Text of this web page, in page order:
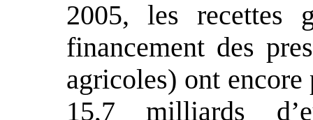
2005, les recettes
financement des
agricoles) ont encore
15,7 milliards